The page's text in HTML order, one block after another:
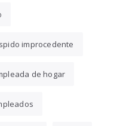
improcedente
de hogar